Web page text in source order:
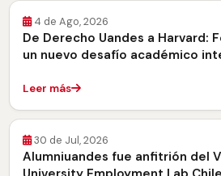
4 de Ago, 2026
De Derecho Uandes a Harvard:
un nuevo desafío académico
Leer más
30 de Jul, 2026
Alumniuandes fue anfitrión del